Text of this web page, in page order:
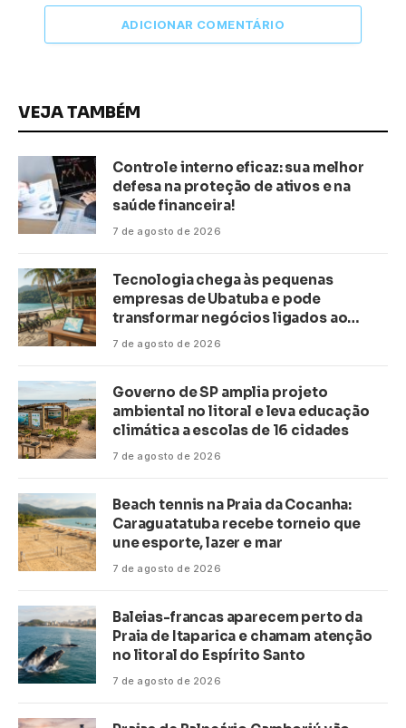
ADICIONAR COMENTÁRIO
VEJA TAMBÉM
Controle interno eficaz: sua melhor
defesa na proteção de ativos e na
saúde financeira!
7 de agosto de 2026
Tecnologia chega às pequenas
empresas de Ubatuba e pode
transformar negócios ligados ao
turismo no litoral
7 de agosto de 2026
Governo de SP amplia projeto
ambiental no litoral e leva educação
climática a escolas de 16 cidades
7 de agosto de 2026
Beach tennis na Praia da Cocanha:
Caraguatatuba recebe torneio que
une esporte, lazer e mar
7 de agosto de 2026
Baleias-francas aparecem perto da
Praia de Itaparica e chamam atenção
no litoral do Espírito Santo
7 de agosto de 2026